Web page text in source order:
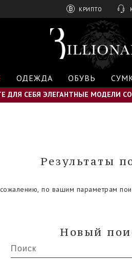
КРИПТО
ОДЕЖДА ОБУВЬ
ДЛЯ СЕБЯ ЭЛЕГАНТНЫЕ МОДЕЛИ СО
Результаты
по вашим параметрам
Новый